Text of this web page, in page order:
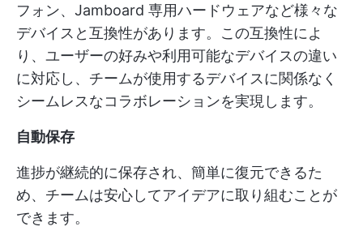
フォン、Jamboard 専用ハードウェアなど様々な
デバイスと互換性があります。この互換性によ
り、ユーザーの好みや利用可能なデバイスの違い
に対応し、チームが使用するデバイスに関係なく
シームレスなコラボレーションを実現します。
自動保存
進捗が継続的に保存され、簡単に復元できるた
め、チームは安心してアイデアに取り組むことが
できます。